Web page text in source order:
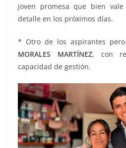
joven promesa que bien
detalle en los próximos días.
* Otro de los aspirantes
MORALES MARTÍNEZ, con
capacidad de gestión.